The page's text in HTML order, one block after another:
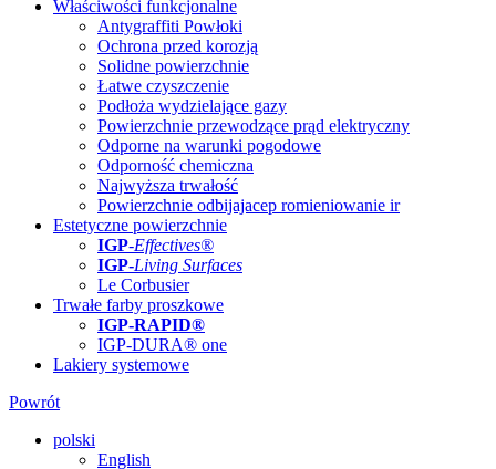
Właściwości funkcjonalne
Antygraffiti Powłoki
Ochrona przed korozją
Solidne powierzchnie
Łatwe czyszczenie
Podłoża wydzielające gazy
Powierzchnie przewodzące prąd elektryczny
Odporne na warunki pogodowe
Odporność chemiczna
Najwyższa trwałość
Powierzchnie odbijajacep romieniowanie ir
Estetyczne powierzchnie
IGP-Effectives®
IGP-Living Surfaces
Le Corbusier
Trwałe farby proszkowe
IGP-RAPID®
IGP-DURA® one
Lakiery systemowe
Powrót
polski
English